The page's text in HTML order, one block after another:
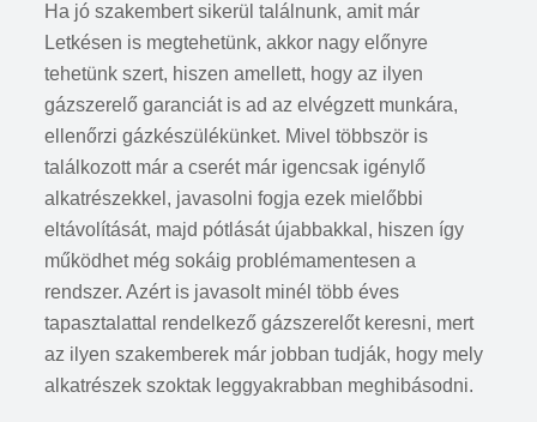
Ha jó szakembert sikerül találnunk, amit már
Letkésen is megtehetünk, akkor nagy előnyre
tehetünk szert, hiszen amellett, hogy az ilyen
gázszerelő garanciát is ad az elvégzett munkára,
ellenőrzi gázkészülékünket. Mivel többször is
találkozott már a cserét már igencsak igénylő
alkatrészekkel, javasolni fogja ezek mielőbbi
eltávolítását, majd pótlását újabbakkal, hiszen így
működhet még sokáig problémamentesen a
rendszer. Azért is javasolt minél több éves
tapasztalattal rendelkező gázszerelőt keresni, mert
az ilyen szakemberek már jobban tudják, hogy mely
alkatrészek szoktak leggyakrabban meghibásodni.